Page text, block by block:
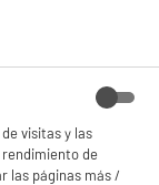
visitas y las
de
las páginas más /